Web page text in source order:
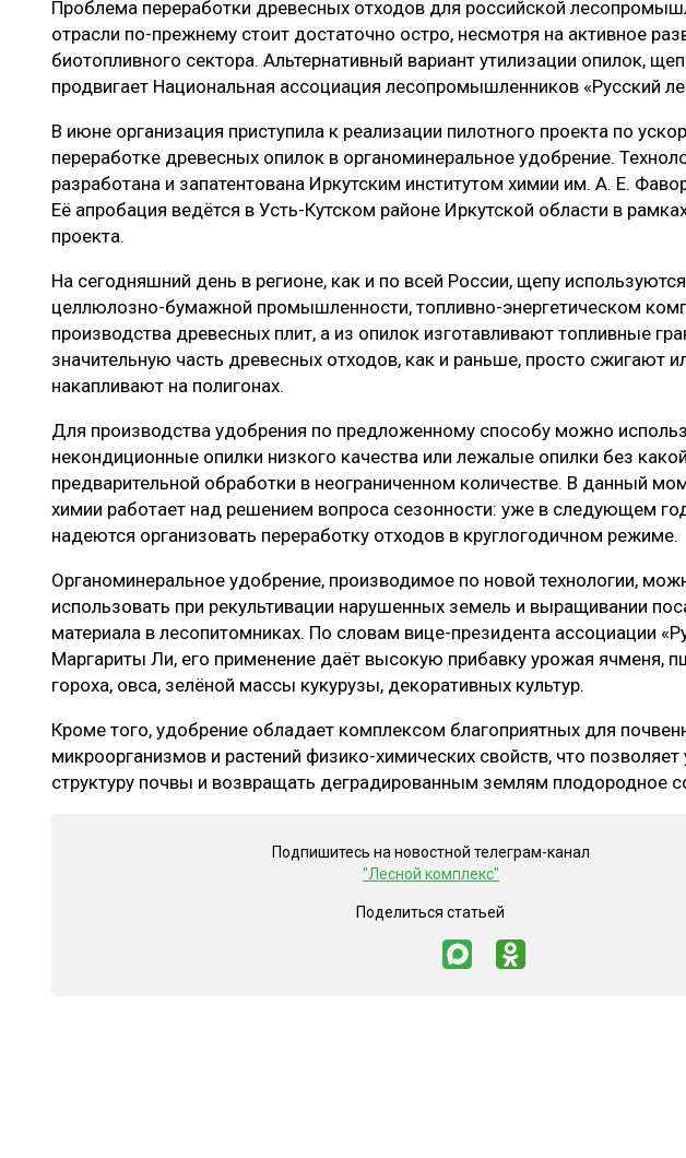
ЛЕСОВОССТАНОВЛЕНИЕ И ЗАЩИТА
ПРОИЗВОДСТВО ДРЕВЕСНЫХ ПЛИТ
ЦБП
СУШКА ДРЕВЕСИНЫ
МЕБЕЛЬНОЕ ПРОИЗВОДСТВО
ЭКСПЕРТНОЕ МНЕНИЕ
Проблема переработки древесных отходов для российской
отрасли по-прежнему стоит достаточно остро, несмотря на активное
биотопливного сектора. Альтернативный вариант утилизации опилок,
продвигает Национальная ассоциация лесопромышленников «Русский
В июне организация приступила к реализации пилотного проекта по
переработке древесных опилок в органоминеральное удобрение.
разработана и запатентована Иркутским институтом химии им. А. Е.
Её апробация ведётся в Усть-Кутском районе Иркутской области в
проекта.
На сегодняшний день в регионе, как и по всей России, щепу
целлюлозно-бумажной промышленности, топливно-энергетическом
производства древесных плит, а из опилок изготавливают топливные
значительную часть древесных отходов, как и раньше, просто сжигают
накапливают на полигонах.
Для производства удобрения по предложенному способу можно
некондиционные опилки низкого качества или лежалые опилки без
предварительной обработки в неограниченном количестве. В данный
химии работает над решением вопроса сезонности: уже в следующем
надеются организовать переработку отходов в круглогодичном режиме.
Органоминеральное удобрение, производимое по новой технологии,
использовать при рекультивации нарушенных земель и выращивании
материала в лесопитомниках. По словам вице-президента ассоциации
Маргариты Ли, его применение даёт высокую прибавку урожая ячменя,
гороха, овса, зелёной массы кукурузы, декоративных культур.
Кроме того, удобрение обладает комплексом благоприятных для
микроорганизмов и растений физико-химических свойств, что позволяет
структуру почвы и возвращать деградированным землям плодородное
Подпишитесь на новостной телеграм-канал
"Лесной комплекс"
Поделиться статьей